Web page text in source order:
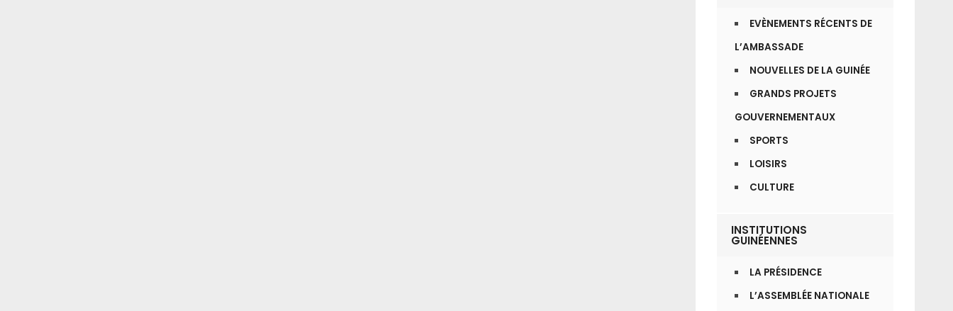
EVÈNEMENTS RÉCENTS DE
L’AMBASSADE
NOUVELLES DE LA GUINÉE
GRANDS PROJETS
GOUVERNEMENTAUX
SPORTS
LOISIRS
CULTURE
INSTITUTIONS
GUINÉENNES
LA PRÉSIDENCE
L’ASSEMBLÉE NATIONALE